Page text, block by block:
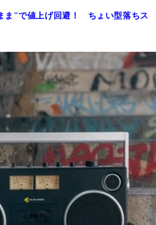
ま"で値上げ回避！ ちょい型落ちス